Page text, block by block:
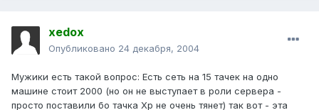
xedox
Опубликовано 24 декабря, 2004
Мужики есть такой вопрос: Есть сеть на 15 тачек на одно
машине стоит 2000 (но он не выступает в роли сервера -
просто поставили бо тачка Xp не очень тянет) так вот - эта